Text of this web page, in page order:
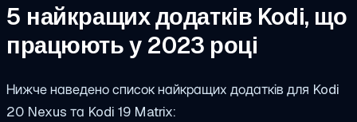
5 найкращих додатків Kodi, що
працюють у 2023 році
Нижче наведено список найкращих додатків для Kodi
20 Nexus та Kodi 19 Matrix: